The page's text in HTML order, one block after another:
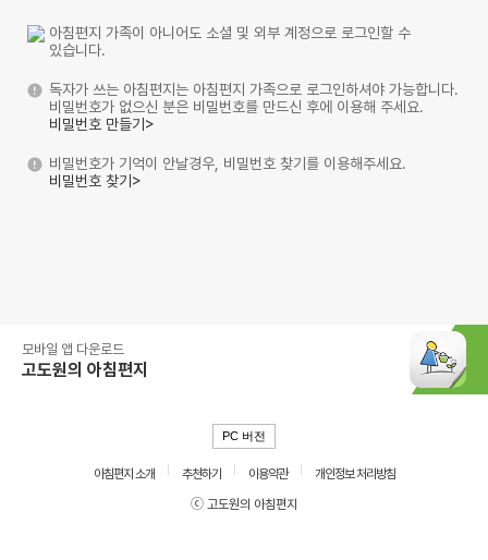
아침편지 가족이 아니어도 소셜 및 외부 계정으로 로그인할 수
있습니다.
독자가 쓰는 아침편지는 아침편지 가족으로 로그인하셔야 가능합니다.
비밀번호가 없으신 분은 비밀번호를 만드신 후에 이용해 주세요.
비밀번호 만들기>
비밀번호가 기억이 안날경우, 비밀번호 찾기를 이용해주세요.
비밀번호 찾기>
모바일 앱 다운로드
고도원의 아침편지
PC 버전
아침편지 소개 추천하기 이용약관
개인정보 처리방침
ⓒ 고도원의 아침편지